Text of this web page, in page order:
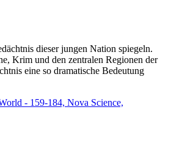
dieser jungen Nation spiegeln.
Krim und den zentralen Regionen der
eine so dramatische Bedeutung
- 159-184, Nova Science,